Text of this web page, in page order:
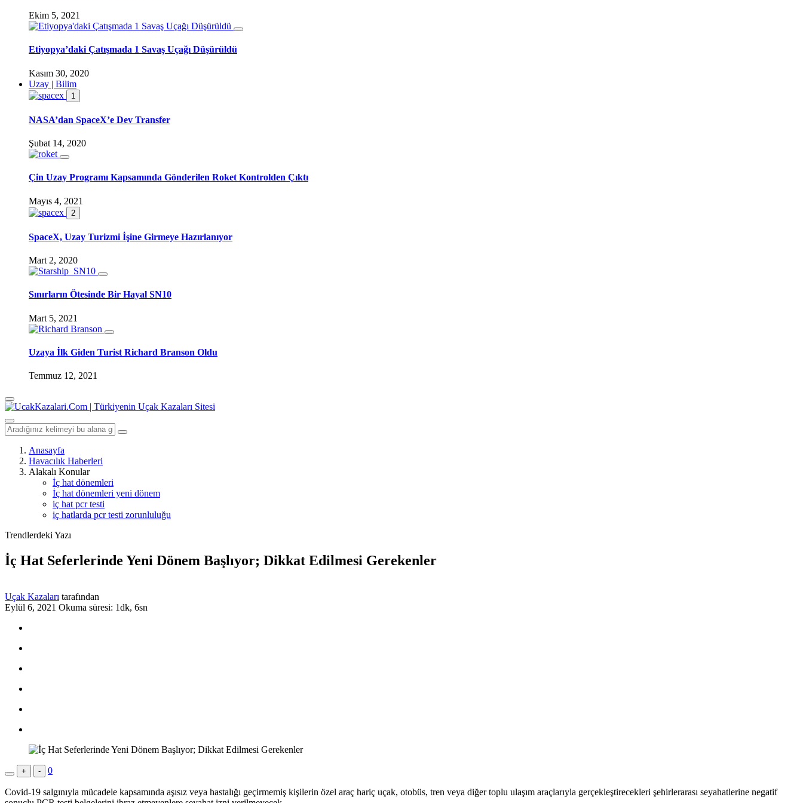
Ekim 5, 2021
Etiyopya’daki Çatışmada 1 Savaş Uçağı Düşürüldü
Kasım 30, 2020
Uzay | Bilim
1
NASA’dan SpaceX’e Dev Transfer
Şubat 14, 2020
Çin Uzay Programı Kapsamında Gönderilen Roket Kontrolden Çıktı
Mayıs 4, 2021
2
SpaceX, Uzay Turizmi İşine Girmeye Hazırlanıyor
Mart 2, 2020
Sınırların Ötesinde Bir Hayal SN10
Mart 5, 2021
Uzaya İlk Giden Turist Richard Branson Oldu
Temmuz 12, 2021
Anasayfa
Havacılık Haberleri
Alakalı Konular
İç hat dönemleri
İç hat dönemleri yeni dönem
iç hat pcr testi
iç hatlarda pcr testi zorunluluğu
Trendlerdeki Yazı
İç Hat Seferlerinde Yeni Dönem Başlıyor; Dikkat Edilmesi Gerekenler
Uçak Kazaları tarafından
Eylül 6, 2021 Okuma süresi: 1dk, 6sn
+ - 0
Covid-19 salgınıyla mücadele kapsamında aşısız veya hastalığı geçirmemiş kişilerin özel araç hariç uçak, otobüs, tren veya diğer toplu ulaşım araçlarıyla gerçekleştirecekleri şehirlerarası seyahatlerine negatif